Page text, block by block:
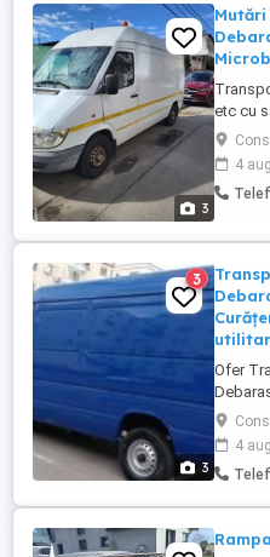
3
etc cu
cererea
Alocări
4
3
3
Ofer
Aruncat
cu
Duba
4